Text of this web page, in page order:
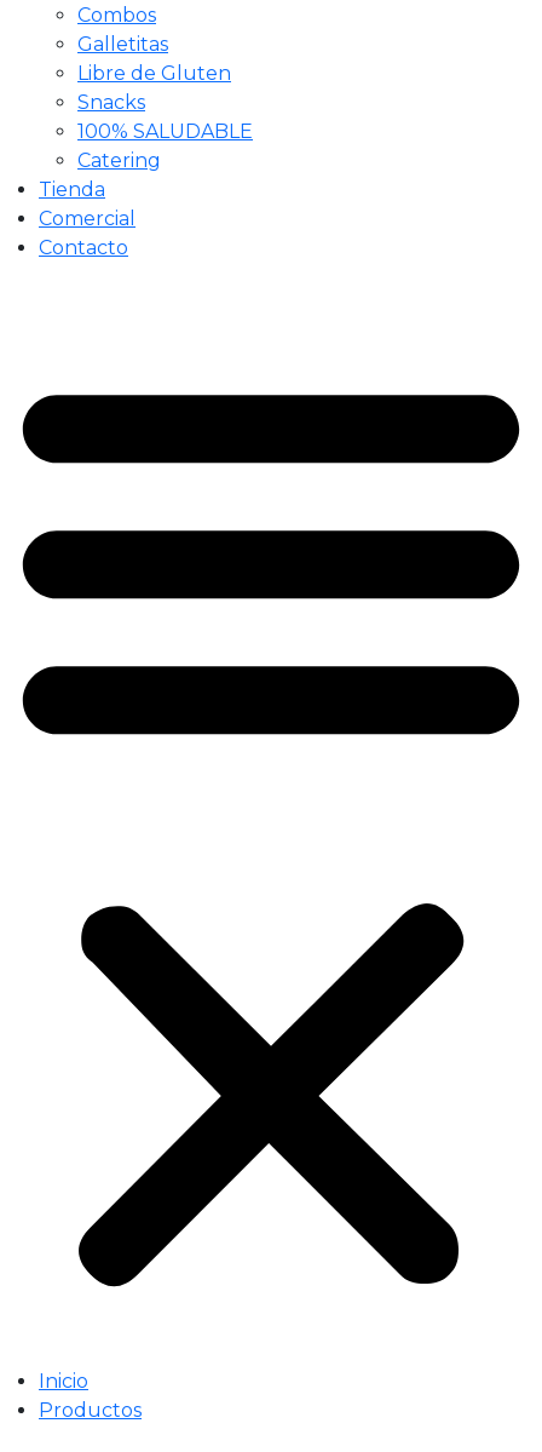
Combos
Galletitas
Libre de Gluten
Snacks
100% SALUDABLE
Catering
Tienda
Comercial
Contacto
Inicio
Productos